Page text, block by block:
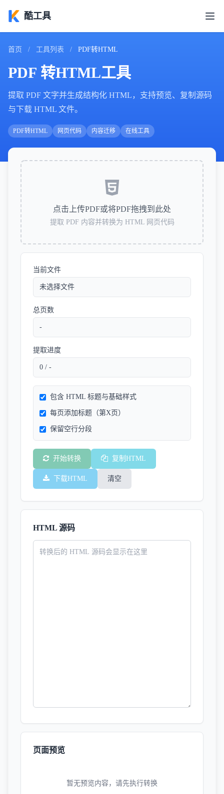
酷工具
首页 / 工具列表 / PDF转HTML
PDF 转HTML工具
提取 PDF 文字并生成结构化 HTML，支持预览、复制源码
与下载 HTML 文件。
PDF转HTML 网页代码 内容迁移 在线工具
点击上传PDF或将PDF拖拽到此处
提取 PDF 内容并转换为 HTML 网页代码
当前文件
未选择文件
总页数
-
提取进度
0 / -
包含 HTML 标题与基础样式
每页添加标题（第X页）
保留空行分段
开始转换 复制HTML
下载HTML 清空
HTML 源码
页面预览
暂无预览内容，请先执行转换